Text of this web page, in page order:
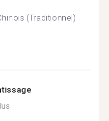
(Traditionnel)